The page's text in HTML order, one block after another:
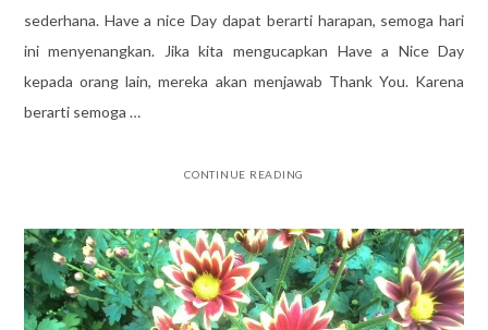
sederhana. Have a nice Day dapat berarti harapan, semoga hari
ini menyenangkan. Jika kita mengucapkan Have a Nice Day
kepada orang lain, mereka akan menjawab Thank You. Karena
berarti semoga …
CONTINUE READING